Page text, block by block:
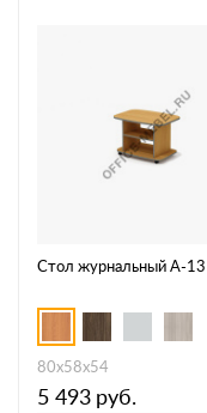
Стол журнальный А-13
80x58x54
5 493 руб.